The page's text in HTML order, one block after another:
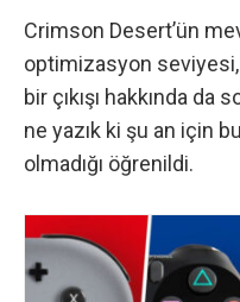
Crimson Desert’ün
optimizasyon seviyesi,
bir çıkışı hakkında da
ne yazık ki şu an için
olmadığı öğrenildi.